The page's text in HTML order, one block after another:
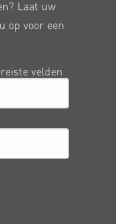
Laat uw
op voor een
velden